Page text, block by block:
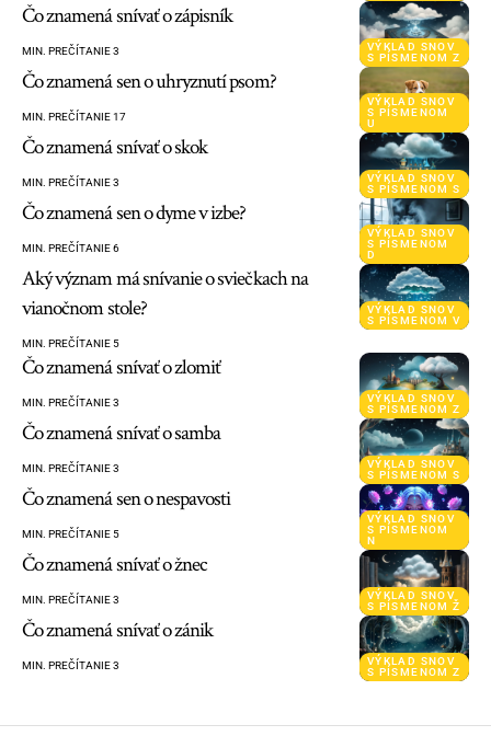
VÝKLAD SNOV
S PÍSMENOM Z
Čo znamená snívať o zápisník
MIN. PREČÍTANIE 3
VÝKLAD SNOV
S PÍSMENOM
U
Čo znamená sen o uhryznutí psom?
MIN. PREČÍTANIE 17
VÝKLAD SNOV
S PÍSMENOM S
Čo znamená snívať o skok
MIN. PREČÍTANIE 3
VÝKLAD SNOV
S PÍSMENOM
D
Čo znamená sen o dyme v izbe?
MIN. PREČÍTANIE 6
VÝKLAD SNOV
S PÍSMENOM V
Aký význam má snívanie o sviečkach na
vianočnom stole?
MIN. PREČÍTANIE 5
VÝKLAD SNOV
S PÍSMENOM Z
Čo znamená snívať o zlomiť
MIN. PREČÍTANIE 3
VÝKLAD SNOV
S PÍSMENOM S
Čo znamená snívať o samba
MIN. PREČÍTANIE 3
VÝKLAD SNOV
S PÍSMENOM
N
Čo znamená sen o nespavosti
MIN. PREČÍTANIE 5
VÝKLAD SNOV
S PÍSMENOM Ž
Čo znamená snívať o žnec
MIN. PREČÍTANIE 3
VÝKLAD SNOV
S PÍSMENOM Z
Čo znamená snívať o zánik
MIN. PREČÍTANIE 3